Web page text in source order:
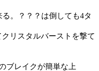
。？？？は倒しても4タ
リスタルバーストを撃て
ブレイクが簡単な上